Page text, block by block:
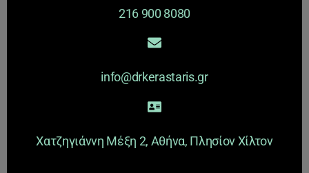
216 900 8080
info@drkerastaris.gr
Χατζηγιάννη Μέξη 2, Αθήνα, Πλησίον Χίλτον